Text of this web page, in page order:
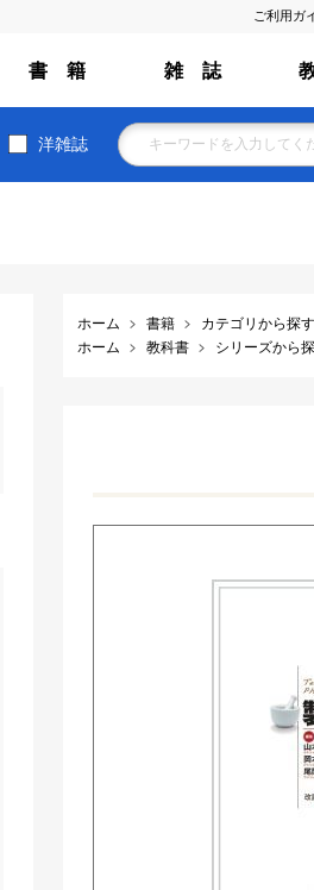
ご利用ガ
書 籍 雑 誌
洋雑誌
ホーム 書籍 カテゴリから探す
ホーム
教科書 シリーズから